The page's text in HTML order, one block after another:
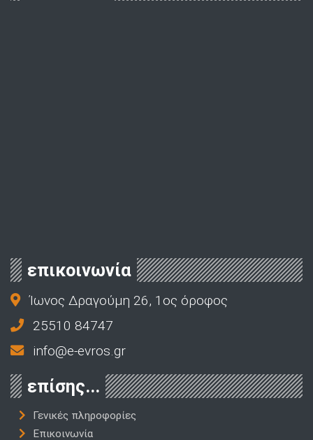
επικοινωνία
Ίωνος Δραγούμη 26, 1ος όροφος
25510 84747
info@e-evros.gr
επίσης...
Γενικές πληροφορίες
Επικοινωνία